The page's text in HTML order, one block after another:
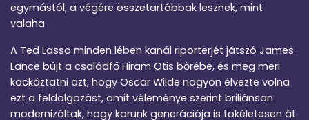
egymástól, a végére összetartóbbak lesznek, mint
valaha.
A Ted Lasso minden lében kanál riporterjét játszó James
Lance bújt a családfő Hiram Otis bőrébe, és meg meri
kockáztatni azt, hogy Oscar Wilde nagyon élvezte volna
ezt a feldolgozást, amit véleménye szerint briliánsan
modernizáltak, hogy korunk generációja is tökéletesen át